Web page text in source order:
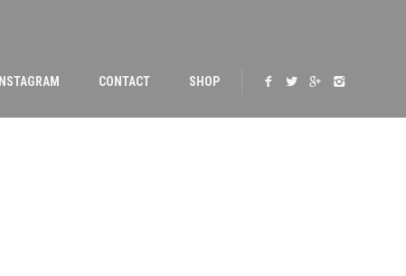
INSTAGRAM CONTACT SHOP